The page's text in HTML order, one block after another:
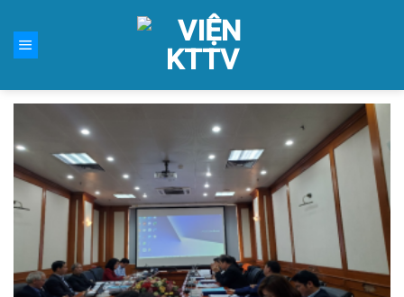
content